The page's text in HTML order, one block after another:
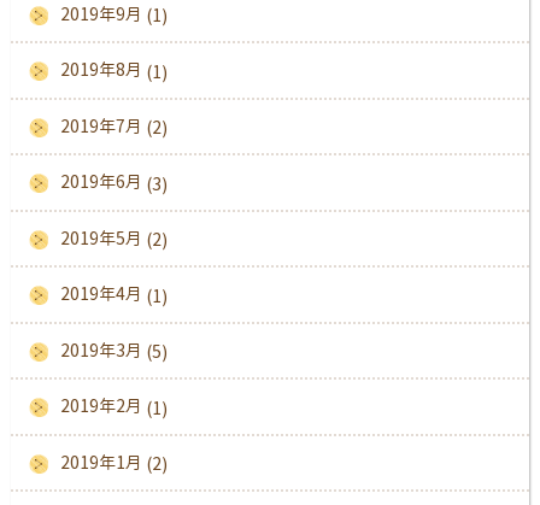
2019年9月 (1)
2019年8月 (1)
2019年7月 (2)
2019年6月 (3)
2019年5月 (2)
2019年4月 (1)
2019年3月 (5)
2019年2月 (1)
2019年1月 (2)